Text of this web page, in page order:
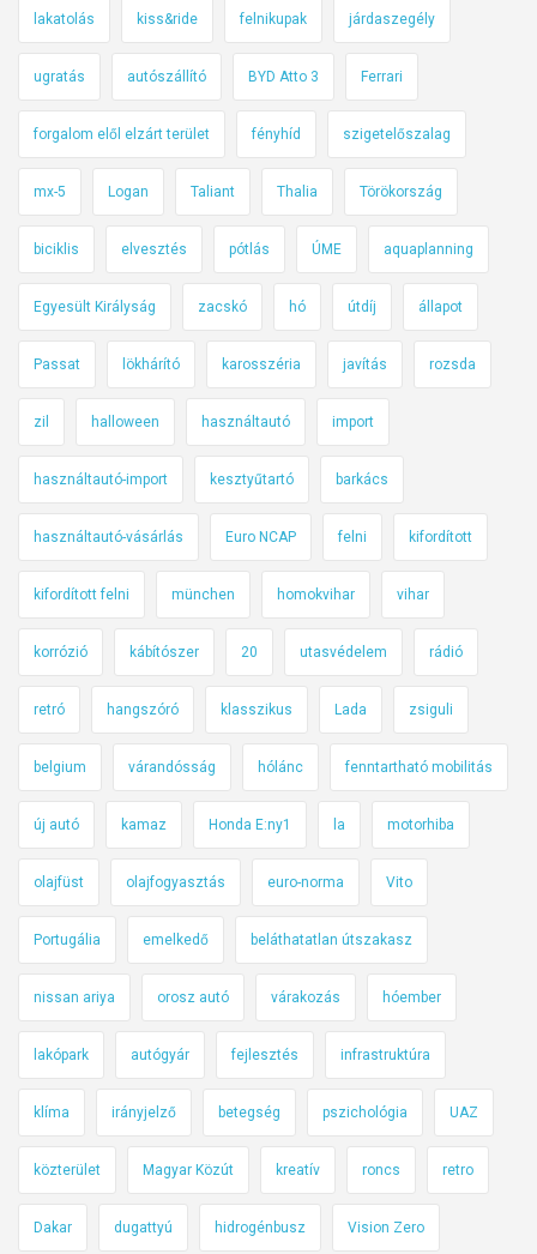
lakatolás kiss&ride felnikupak járdaszegély
ugratás autószállító BYD Atto 3 Ferrari
forgalom elől elzárt terület fényhíd szigetelőszalag
mx-5 Logan Taliant Thalia Törökország
biciklis elvesztés pótlás ÚME aquaplanning
Egyesült Királyság zacskó hó útdíj állapot
Passat lökhárító karosszéria javítás rozsda
zil halloween használtautó import
használtautó-import kesztyűtartó barkács
használtautó-vásárlás Euro NCAP felni kifordított
kifordított felni münchen homokvihar vihar
korrózió kábítószer 20 utasvédelem rádió
retró hangszóró klasszikus Lada zsiguli
belgium várandósság hólánc fenntartható mobilitás
új autó kamaz Honda E:ny1 la motorhiba
olajfüst olajfogyasztás euro-norma Vito
Portugália emelkedő beláthatatlan útszakasz
nissan ariya orosz autó várakozás hóember
lakópark autógyár fejlesztés infrastruktúra
klíma irányjelző betegség pszichológia UAZ
közterület Magyar Közút kreatív roncs retro
Dakar dugattyú hidrogénbusz Vision Zero